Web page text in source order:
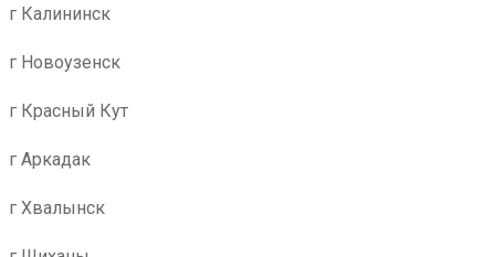
г Калининск
г Новоузенск
г Красный Кут
г Аркадак
г Хвалынск